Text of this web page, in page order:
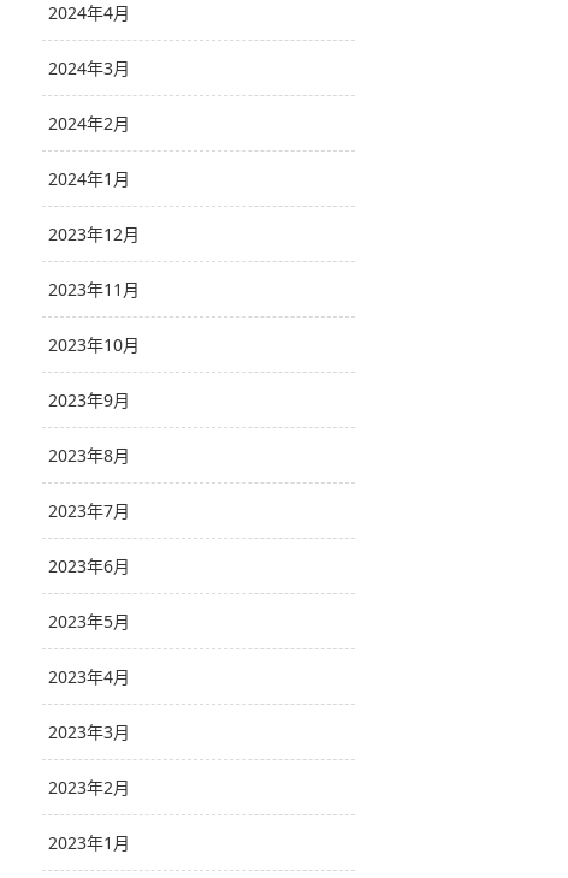
2024年4月
2024年3月
2024年2月
2024年1月
2023年12月
2023年11月
2023年10月
2023年9月
2023年8月
2023年7月
2023年6月
2023年5月
2023年4月
2023年3月
2023年2月
2023年1月